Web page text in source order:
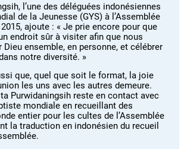
l’une des déléguées indonésiennes
de la Jeunesse (GYS) à l’Assemblée
ajoute : « Je prie encore pour que
endroit sûr à visiter afin que nous
ensemble, en personne, et célébrer
notre diversité. »
que, quel que soit le format, la joie
les uns avec les autres demeure.
Purwidaningsih reste en contact avec
mondiale en recueillant des
entier pour les cultes de l’Assemblée
la traduction en indonésien du recueil